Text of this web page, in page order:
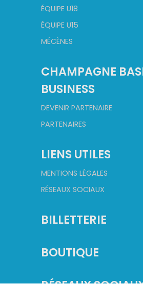
ÉQUIPE U18
ÉQUIPE U15
MÉCÈNES
CHAMPAGNE
BUSINESS
DEVENIR PARTENAIRE
PARTENAIRES
LIENS UTILES
MENTIONS LÉGALES
RÉSEAUX SOCIAUX
BILLETTERIE
BOUTIQUE